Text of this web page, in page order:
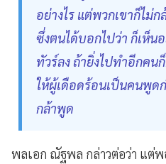
อย่างไร แต่พวกเขาก็ไม่
ซึ่งตนได้บอกไปว่า ก็เห็น
ทัวร์ลง ถ้ายิ่งไปทำอีกคน
ให้ผู้เดือดร้อนเป็นคนพูด
กล้าพูด
พลเอก ณัฐพล กล่าวต่อว่า แต่